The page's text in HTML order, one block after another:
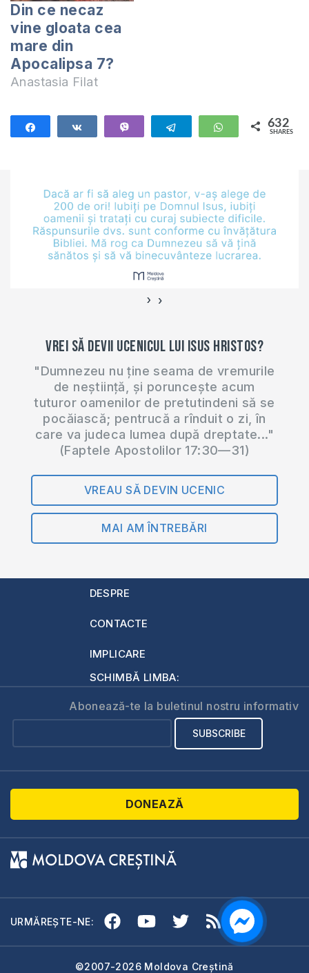
Din ce necaz
vine gloata cea
mare din
Apocalipsa 7?
Anastasia Filat
Telegram WhatsApp
632
SHARES
‹ ›
Vrei să devii ucenicul lui Isus Hristos?
"Dumnezeu nu ține seama de vremurile
de neștiință, și poruncește acum
tuturor oamenilor de pretutindeni să se
pocăiască; pentrucă a rînduit o zi, în
care va judeca lumea după dreptate..."
(Faptele Apostolilor 17:30—31)
VREAU SĂ DEVIN UCENIC
MAI AM ÎNTREBĂRI
DESPRE
CONTACTE
IMPLICARE
SCHIMBĂ LIMBA:
Abonează-te la buletinul nostru informativ
DONEAZĂ
URMĂREȘTE-NE:
©2007-2026 Moldova Creștină